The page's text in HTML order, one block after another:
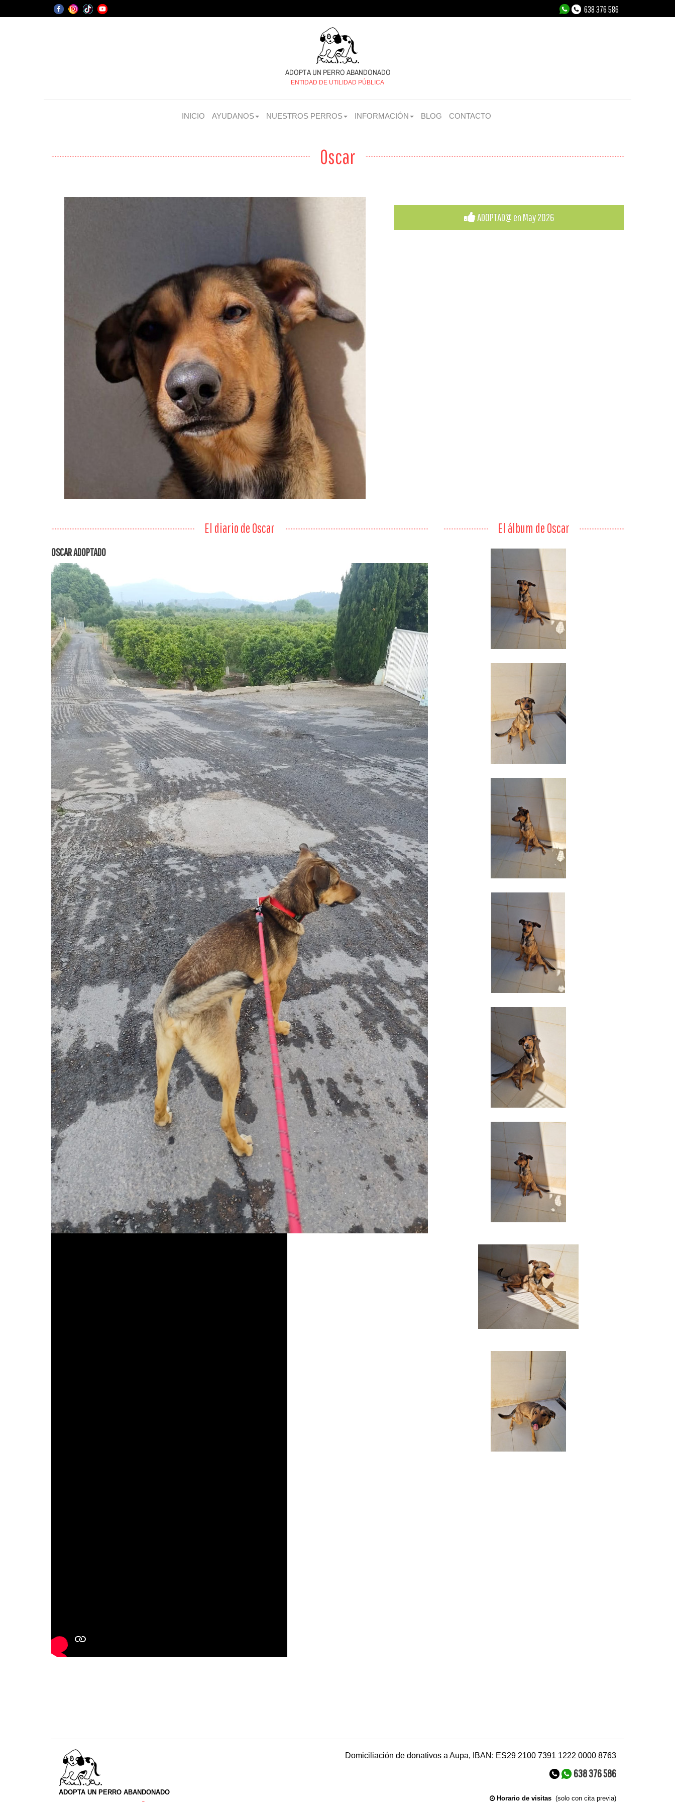
638 376 586
ENTIDAD DE UTILIDAD PÚBLICA
INICIO AYUDANOS NUESTROS PERROS INFORMACIÓN BLOG CONTACTO
Oscar
ADOPTAD@ en May 2026
El diario de Oscar
OSCAR ADOPTADO
El álbum de Oscar
ADOPTA UN PERRO ABANDONADO
Domiciliación de donativos a Aupa, IBAN: ES29 2100 7391 1222 0000 8763
638 376 586
Horario de visitas (solo con cita previa)